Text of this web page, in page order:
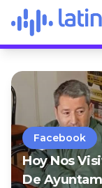
Facebook
Hoy Nos
De